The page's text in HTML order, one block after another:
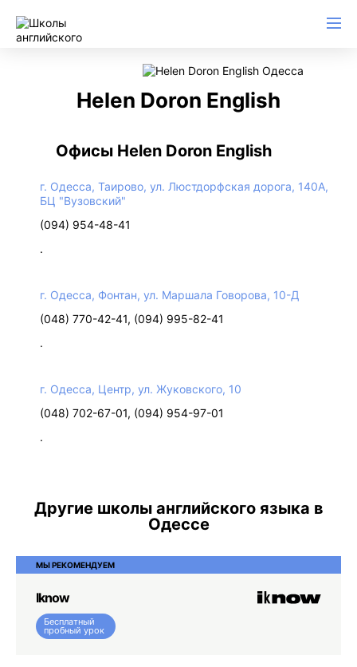
Helen Doron English
Офисы Helen Doron English
г. Одесса, Таирово, ул. Люстдорфская дорога, 140А,
БЦ "Вузовский"
(094) 954-48-41
.
г. Одесса, Фонтан, ул. Маршала Говорова, 10-Д
(048) 770-42-41, (094) 995-82-41
.
г. Одесса, Центр, ул. Жуковского, 10
(048) 702-67-01, (094) 954-97-01
.
Другие школы английского языка в
Одессе
МЫ РЕКОМЕНДУЕМ
Iknow
Бесплатный
пробный урок